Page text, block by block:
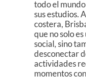
todo el
sus estudios.
costera,
que no solo
social, sino
desconectar
actividades
momentos